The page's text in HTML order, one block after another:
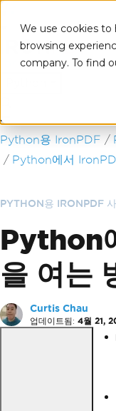
We use cookies
browsing
company. To find
푸터 콘텐츠로 바로가
Python용 IronPDF
Python에서
PYTHON용 IRONPDF
Python
을 여는
Curtis Chau
업데이트됨: 4월 21,